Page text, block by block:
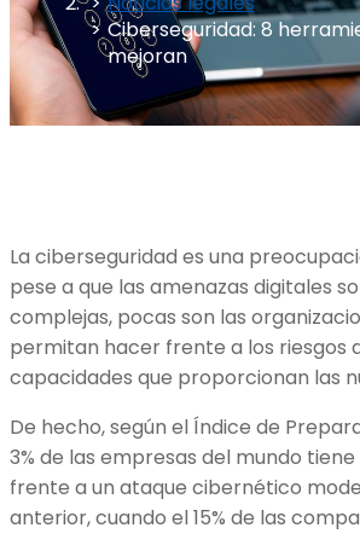
Ciberseguridad: 8
mejoran
La ciberseguridad es una
pese a que las amenazas digitales
complejas, pocas son las
permitan hacer frente a los riesgos
capacidades que proporcionan las
De hecho, según el Índice de
3% de las empresas del mundo
frente a un ataque cibernético
anterior, cuando el 15% de las